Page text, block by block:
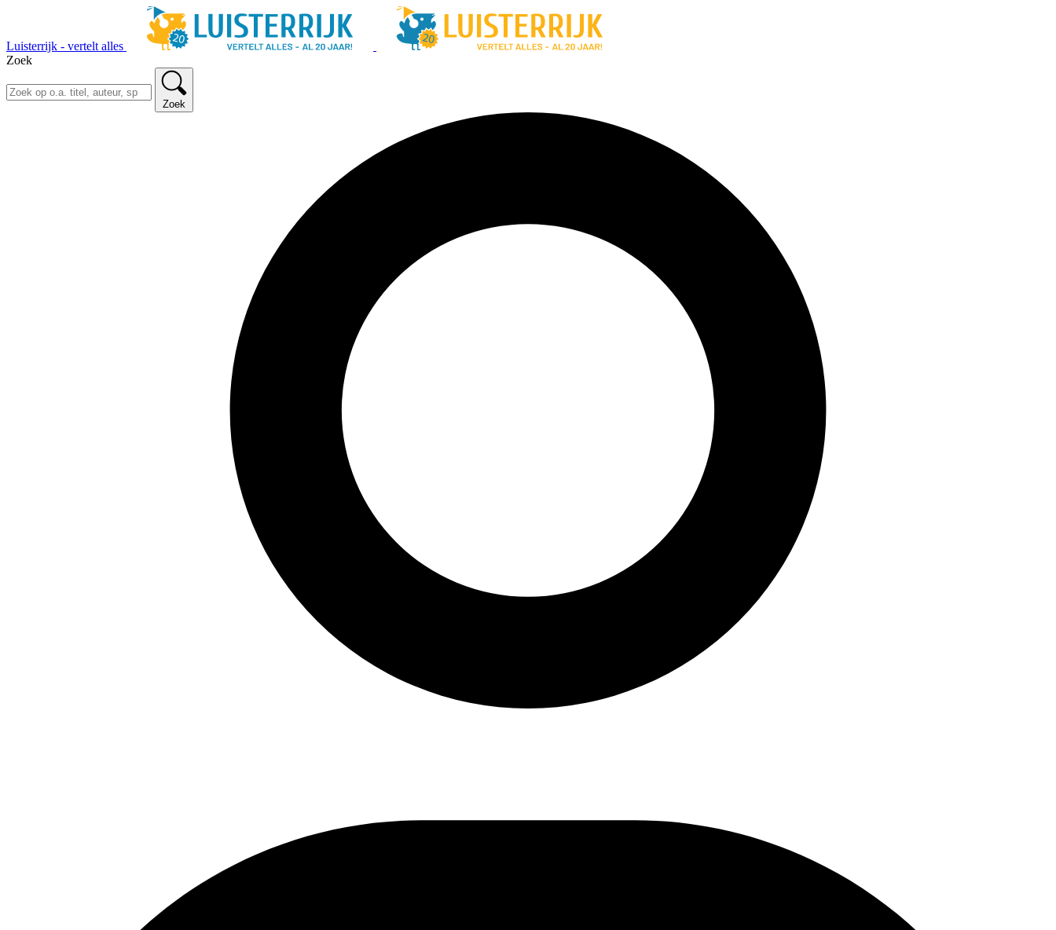
Luisterrijk - vertelt alles
Zoek
Zoek